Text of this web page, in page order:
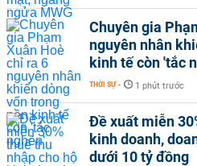
Chuyên gia
nguyên nhân
kinh tế còn 'tắc
THỜI SỰ - 1 phút trước
Đề xuất miễn
kinh doanh,
dưới 10 tỷ đồng